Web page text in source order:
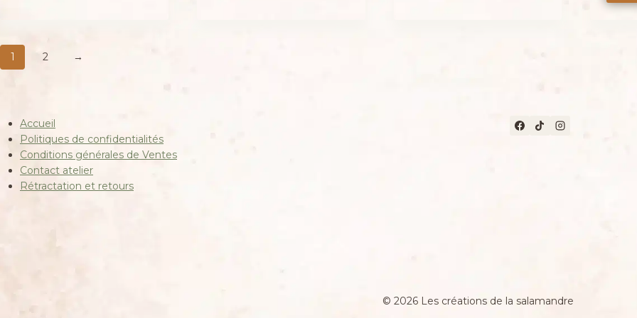
1 2 →
Accueil
Politiques de confidentialités
Conditions générales de Ventes
Contact atelier
Rétractation et retours
© 2026 Les créations de la salamandre